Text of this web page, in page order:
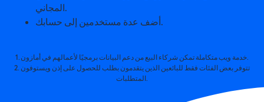
المجاني.
أضف عدة مستخدمين إلى حسابك.
2. تتوفر بعض الفئات فقط للبائعين الذين يتقدمون بطلب للحصول على إذن ويستوفون